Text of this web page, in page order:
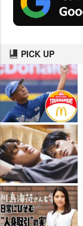
PICK UP